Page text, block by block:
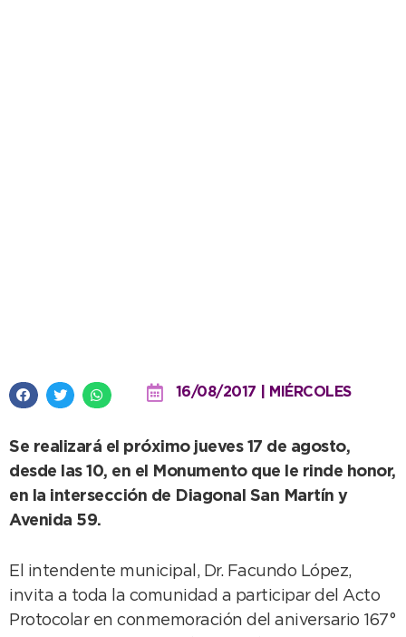
16/08/2017 | MIÉRCOLES
Se realizará el próximo jueves 17 de agosto,
desde las 10, en el Monumento que le rinde honor,
en la intersección de Diagonal San Martín y
Avenida 59.
El intendente municipal, Dr. Facundo López,
invita a toda la comunidad a participar del Acto
Protocolar en conmemoración del aniversario 167°